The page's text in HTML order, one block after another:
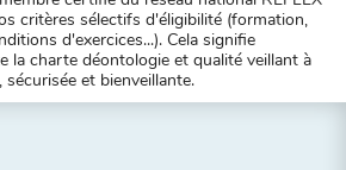
critères sélectifs d'éligibilité (formation,
d'exercices...). Cela signifie
la charte déontologie et qualité veillant à
et bienveillante.